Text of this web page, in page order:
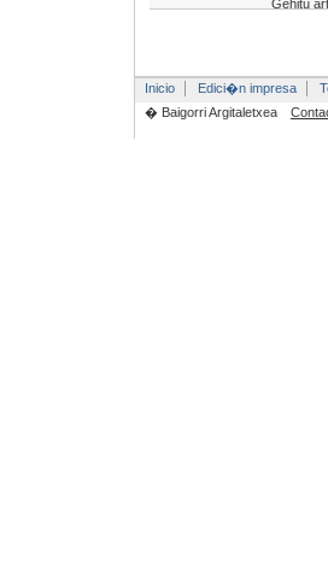
Gehitu
Inicio Edici�n impresa
� Baigorri Argitaletxea